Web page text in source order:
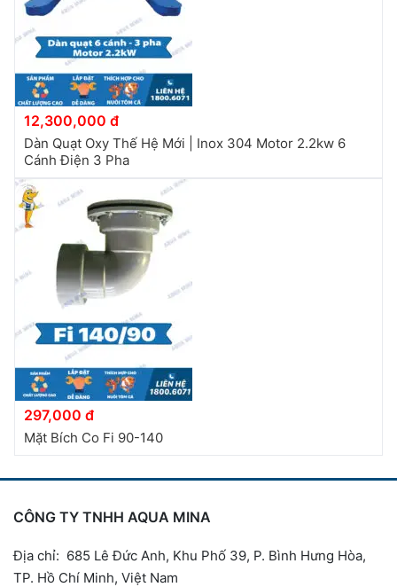
12,300,000 đ
Dàn Quạt Oxy Thế Hệ Mới | Inox 304 Motor 2.2kw 6
Cánh Điện 3 Pha
297,000 đ
Mặt Bích Co Fi 90-140
CÔNG TY TNHH AQUA MINA
Địa chỉ: 685 Lê Đức Anh, Khu Phố 39, P. Bình Hưng Hòa,
TP. Hồ Chí Minh, Việt Nam